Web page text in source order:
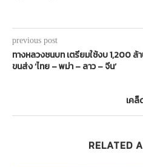
previous post
ทางหลวงชนบท เตรียมใช้งบ 1,200 ล้
ขนส่ง ‘ไทย – พม่า – ลาว – จีน’
เคล็
RELATED